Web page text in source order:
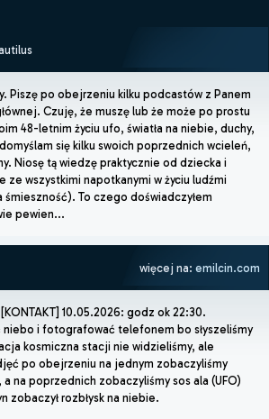
Piszę po obejrzeniu kilku podcastów z Panem
Czuję, że muszę lub że może po prostu
48-letnim życiu ufo, światła na niebie, duchy,
się kilku swoich poprzednich wcieleń,
Niosę tą wiedzę praktycznie od dziecka i
ze wszystkimi napotkanymi w życiu ludźmi
śmieszność). To czego doświadczyłem
pewien...
więcej na: emilcin.com
| [KONTAKT] 10.05.2026: godz ok 22:30.
niebo i fotografować telefonem bo słyszeliśmy
kosmiczna stacji nie widzieliśmy, ale
po obejrzeniu na jednym zobaczyliśmy
na poprzednich zobaczyliśmy sos ala (UFO)
zobaczył rozbłysk na niebie.